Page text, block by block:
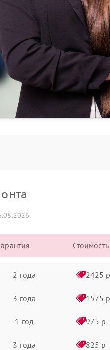
Стоимость
2 года 2425 р
3 года 1575 р
1 год 975 р
3 года 825 р